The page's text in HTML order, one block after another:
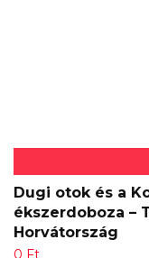
Dugi otok és a
ékszerdoboza –
Horvátország
0 Ft